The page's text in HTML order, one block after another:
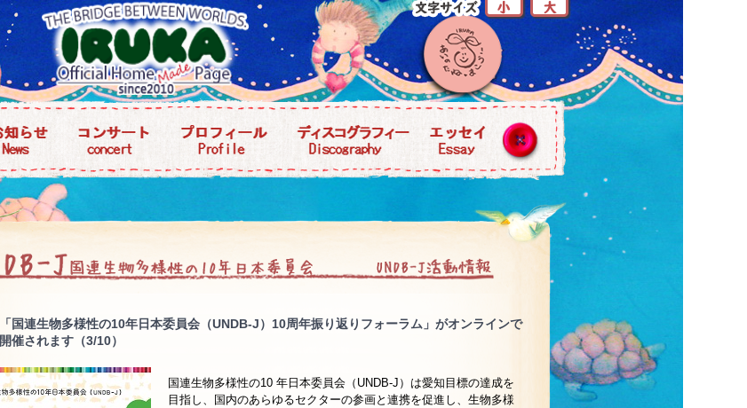
「国連生物多様性の10年日本委員会（UNDB-J）10周年振り返りフォーラム」がオンラインで
開催されます（3/10）
国連生物多様性の10 年日本委員会（UNDB-J）は愛知目標の達成を
目指し、国内のあらゆるセクターの参画と連携を促進し、生物多様